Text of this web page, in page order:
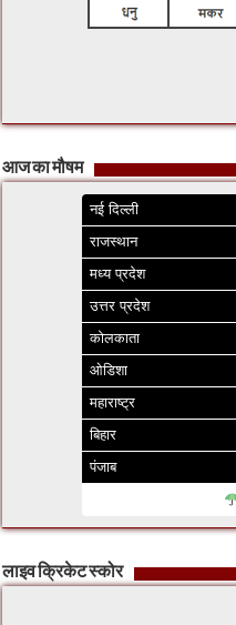
आज का मौषम
नई दिल्ली
राजस्थान
मध्य प्रदेश
उत्तर प्रदेश
कोलकाता
ओडिशा
महाराष्ट्र
बिहार
पंजाब
लाइव क्रिकेट स्कोर